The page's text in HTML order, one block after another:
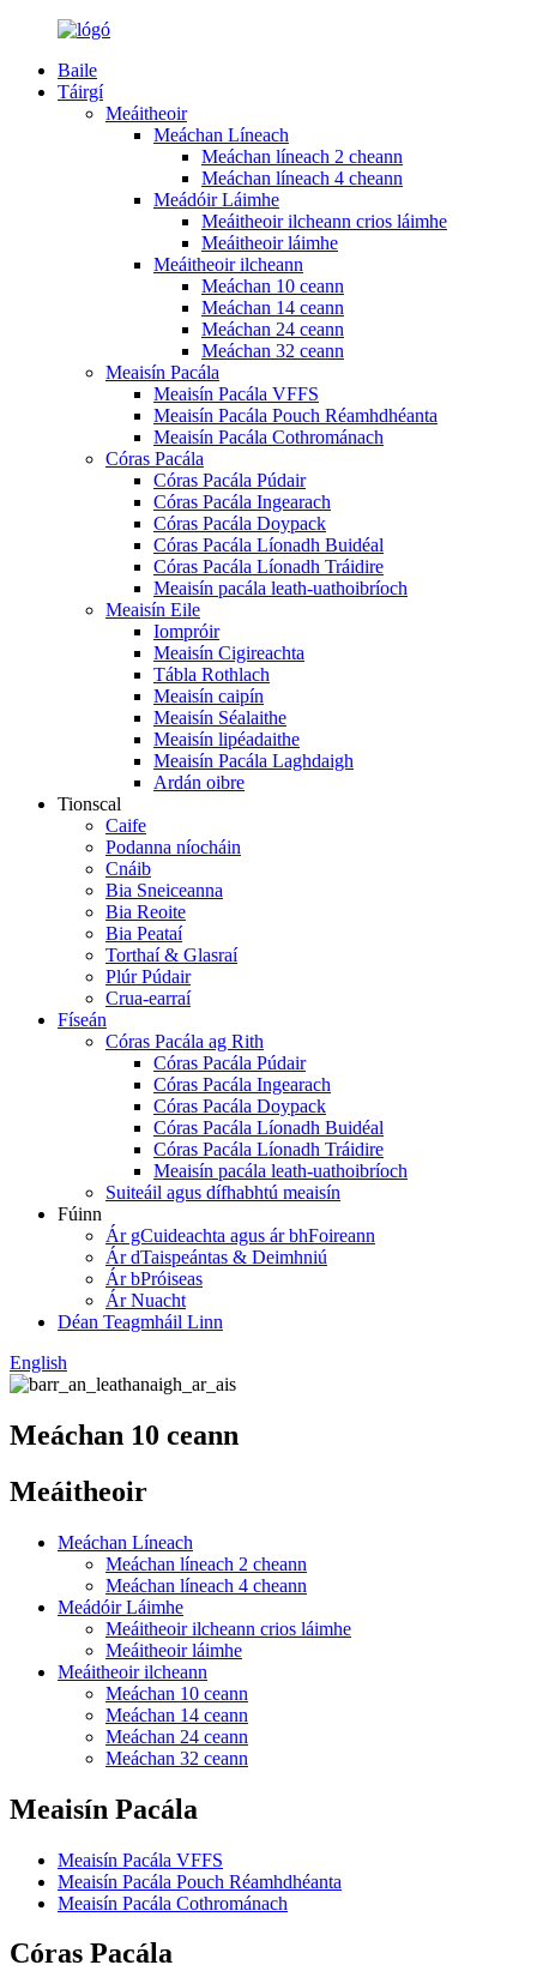
Baile
Táirgí
Meáitheoir
Meáchan Líneach
Meáchan líneach 2 cheann
Meáchan líneach 4 cheann
Meádóir Láimhe
Meáitheoir ilcheann crios láimhe
Meáitheoir láimhe
Meáitheoir ilcheann
Meáchan 10 ceann
Meáchan 14 ceann
Meáchan 24 ceann
Meáchan 32 ceann
Meaisín Pacála
Meaisín Pacála VFFS
Meaisín Pacála Pouch Réamhdhéanta
Meaisín Pacála Cothrománach
Córas Pacála
Córas Pacála Púdair
Córas Pacála Ingearach
Córas Pacála Doypack
Córas Pacála Líonadh Buidéal
Córas Pacála Líonadh Tráidire
Meaisín pacála leath-uathoibríoch
Meaisín Eile
Iompróir
Meaisín Cigireachta
Tábla Rothlach
Meaisín caipín
Meaisín Séalaithe
Meaisín lipéadaithe
Meaisín Pacála Laghdaigh
Ardán oibre
Tionscal
Caife
Podanna níocháin
Cnáib
Bia Sneiceanna
Bia Reoite
Bia Peataí
Torthaí & Glasraí
Plúr Púdair
Crua-earraí
Físeán
Córas Pacála ag Rith
Córas Pacála Púdair
Córas Pacála Ingearach
Córas Pacála Doypack
Córas Pacála Líonadh Buidéal
Córas Pacála Líonadh Tráidire
Meaisín pacála leath-uathoibríoch
Suiteáil agus dífhabhtú meaisín
Fúinn
Ár gCuideachta agus ár bhFoireann
Ár dTaispeántas & Deimhniú
Ár bPróiseas
Ár Nuacht
Déan Teagmháil Linn
English
Meáchan 10 ceann
Meáitheoir
Meáchan Líneach
Meáchan líneach 2 cheann
Meáchan líneach 4 cheann
Meádóir Láimhe
Meáitheoir ilcheann crios láimhe
Meáitheoir láimhe
Meáitheoir ilcheann
Meáchan 10 ceann
Meáchan 14 ceann
Meáchan 24 ceann
Meáchan 32 ceann
Meaisín Pacála
Meaisín Pacála VFFS
Meaisín Pacála Pouch Réamhdhéanta
Meaisín Pacála Cothrománach
Córas Pacála